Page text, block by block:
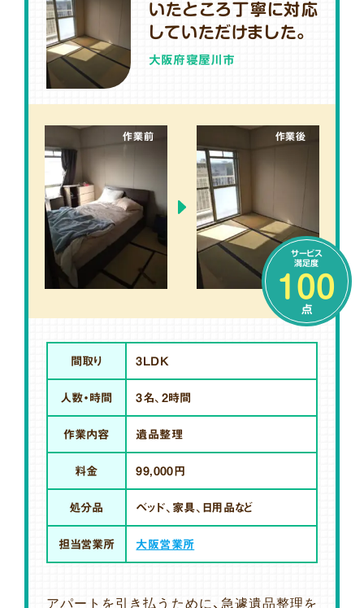
いたところ丁寧に対応
していただけました。
大阪府寝屋川市
作業前 作業後
サービス
満足度
100
点
間取り 3LDK
人数・時間 3名、2時間
作業内容 遺品整理
料金 99,000円
処分品 ベッド、家具、日用品など
担当営業所 大阪営業所
アパートを引き払うために、急遽遺品整理を